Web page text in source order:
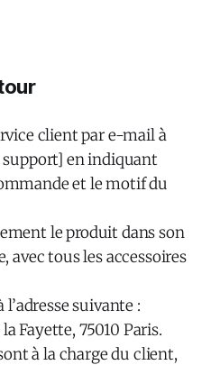
client par e-mail à
support] en indiquant
et le motif du
le produit dans son
avec tous les accessoires
suivante :
Fayette, 75010 Paris.
à la charge du client,